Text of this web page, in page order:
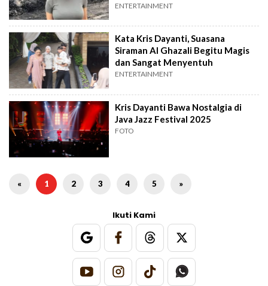
ENTERTAINMENT
Kata Kris Dayanti, Suasana
Siraman Al Ghazali Begitu Magis
dan Sangat Menyentuh
ENTERTAINMENT
Kris Dayanti Bawa Nostalgia di
Java Jazz Festival 2025
FOTO
« 1 2 3 4 5 »
Ikuti Kami